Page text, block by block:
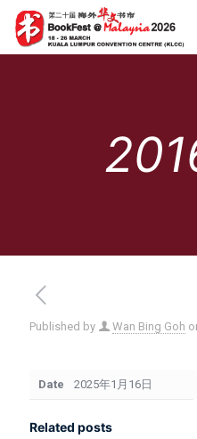
Published by Wan Bing Goh
Date 2025年1月16日
Related posts